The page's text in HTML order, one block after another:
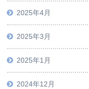
2025年4月
2025年3月
2025年1月
2024年12月